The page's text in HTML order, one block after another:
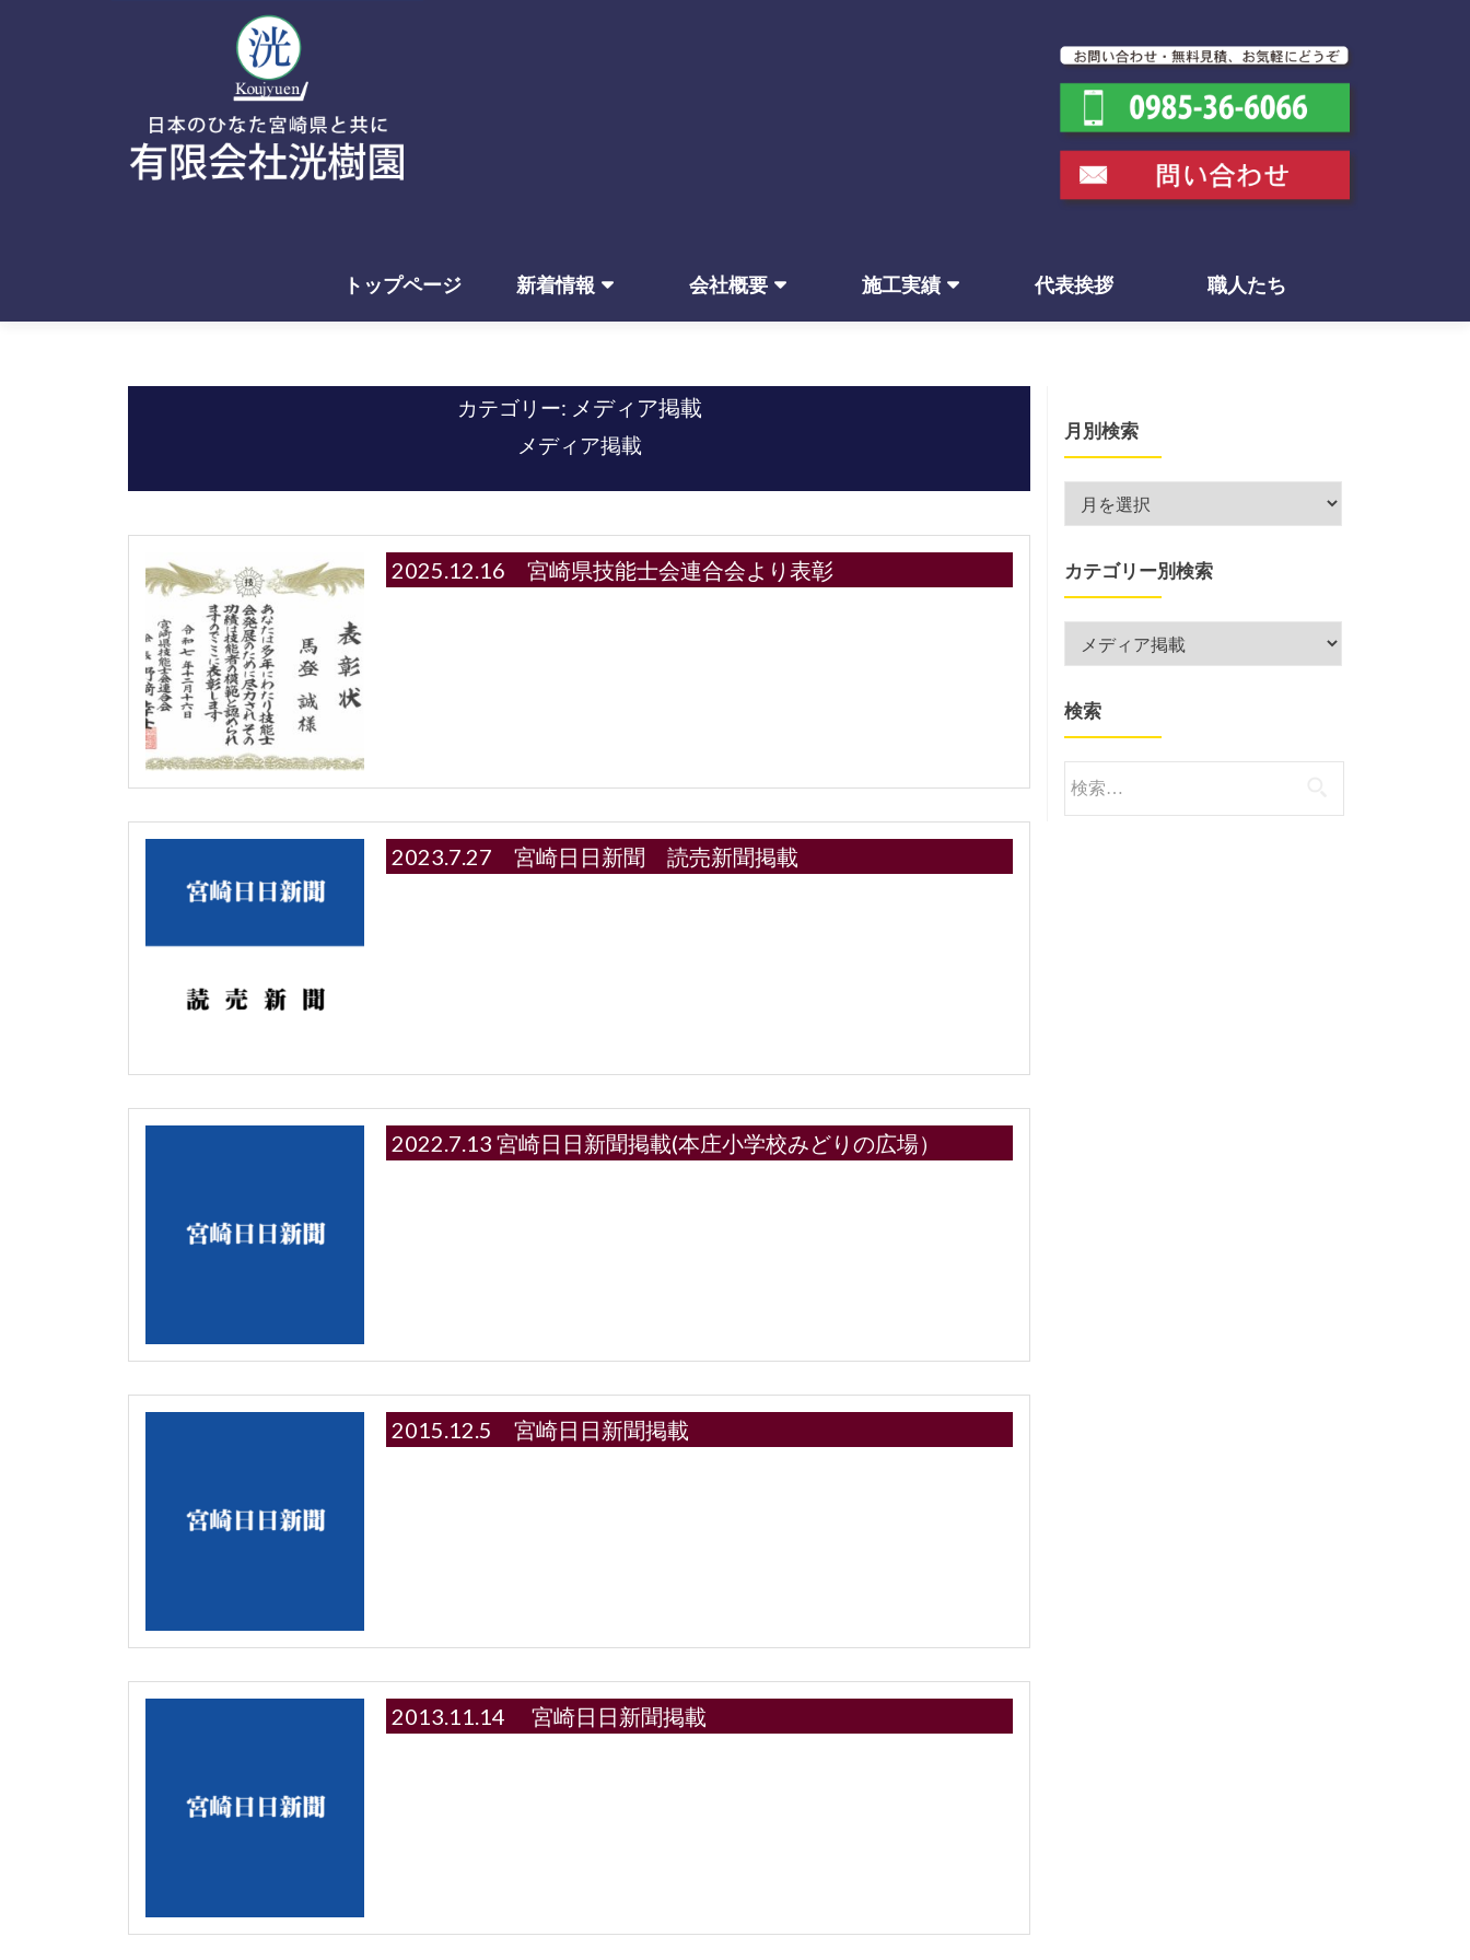
トップページ 新着情報 会社概要 施工実績 代表挨拶 職人たち
カテゴリー: メディア掲載
メディア掲載
2025.12.16 宮崎県技能士会連合会より表彰
2023.7.27 宮崎日日新聞 読売新聞掲載
2022.7.13 宮崎日日新聞掲載(本庄小学校みどりの広場）
2015.12.5 宮崎日日新聞掲載
2013.11.14 宮崎日日新聞掲載
月別検索
索
カテゴリー別検索
リ
ー
別
検
索
検索
索: